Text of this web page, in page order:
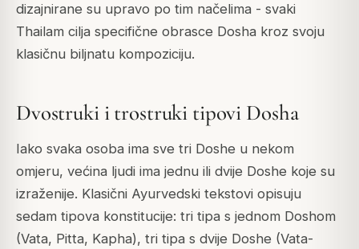
dizajnirane su upravo po tim načelima - svaki
Thailam cilja specifične obrasce Dosha kroz svoju
klasičnu biljnatu kompoziciju.
Dvostruki i trostruki tipovi Dosha
Iako svaka osoba ima sve tri Doshe u nekom
omjeru, većina ljudi ima jednu ili dvije Doshe koje su
izraženije. Klasični Ayurvedski tekstovi opisuju
sedam tipova konstitucije: tri tipa s jednom Doshom
(Vata, Pitta, Kapha), tri tipa s dvije Doshe (Vata-